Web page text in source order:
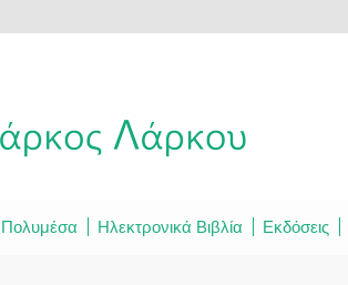
Πολυμέσα Ηλεκτρονικά Βιβλία Εκδόσεις